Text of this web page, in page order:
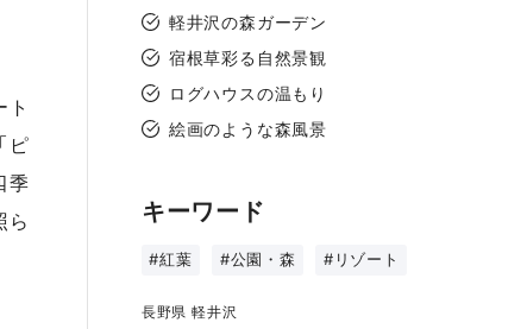
ピ
季
ら
軽井沢の森ガーデン
宿根草彩る自然景観
ログハウスの温もり
絵画のような森風景
キーワード
#紅葉 #公園・森 #リゾート
長野県 軽井沢